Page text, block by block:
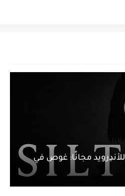
تحميل لعبة SILT. Apk للأندرويد مجانًا: غوص في